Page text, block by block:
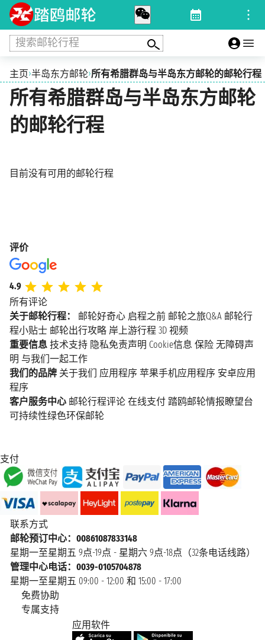
搜索邮轮行程
主页›半岛东方邮轮›所有希腊群岛与半岛东方邮轮的邮轮行程
所有希腊群岛与半岛东方邮轮
的邮轮行程
目前没有可用的邮轮行程
评价
4.9
所有评论
关于邮轮行程：
邮轮好奇心 启程之前 邮轮之旅Q&A 邮轮行
程小贴士 邮轮出行攻略 岸上游行程 3D 视频
重要信息 技术支持 隐私免责声明 Cookie信息 保险 无障碍声
明 与我们一起工作
我们的品牌 关于我们 应用程序 苹果手机应用程序 安卓应用
程序
客户服务中心 邮轮行程评论 在线支付 踏鸥邮轮情报瞭望台
可持续性绿色环保邮轮
支付
联系方式
邮轮预订中心：00861087833148
星期一至星期五 9点-19点 - 星期六 9点-18点（32条电话线路）
管理中心电话：0039-0105704878
星期一至星期五 09:00 - 12:00 和 15:00 - 17:00
免费协助
专属支持
应用软件